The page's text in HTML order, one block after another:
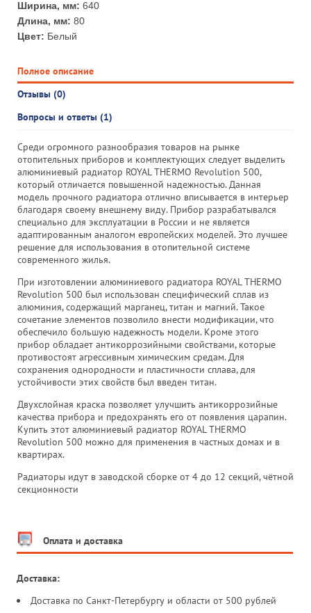
Ширина, мм: 640
Длина, мм: 80
Цвет: Белый
Полное описание
Отзывы (0)
Вопросы и ответы (1)
Среди огромного разнообразия товаров на рынке
отопительных приборов и комплектующих следует выделить
алюминиевый радиатор ROYAL THERMO Revolution 500,
который отличается повышенной надежностью. Данная
модель прочного радиатора отлично вписывается в интерьер
благодаря своему внешнему виду. Прибор разрабатывался
специально для эксплуатации в России и не является
адаптированным аналогом европейских моделей. Это лучшее
решение для использования в отопительной системе
современного жилья.
При изготовлении алюминиевого радиатора ROYAL THERMO
Revolution 500 был использован специфический сплав из
алюминия, содержащий марганец, титан и магний. Такое
сочетание элементов позволило внести модификации, что
обеспечило большую надежность модели. Кроме этого
прибор обладает антикоррозийными свойствами, которые
противостоят агрессивным химическим средам. Для
сохранения однородности и пластичности сплава, для
устойчивости этих свойств был введен титан.
Двухслойная краска позволяет улучшить антикоррозийные
качества прибора и предохранять его от появления царапин.
Купить этот алюминиевый радиатор ROYAL THERMO
Revolution 500 можно для применения в частных домах и в
квартирах.
Радиаторы идут в заводской сборке от 4 до 12 секций, чётной
секционности
Оплата и доставка
Доставка:
Доставка по Санкт-Петербургу и области от 500 рублей